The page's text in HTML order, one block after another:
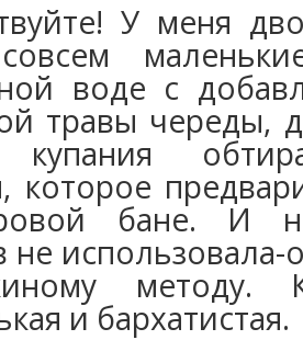
У меня
воде с
травы череды,
купания
которое
бане. И
не
и бархатистая.